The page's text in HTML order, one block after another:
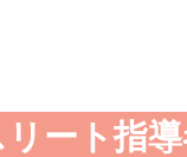
ート指